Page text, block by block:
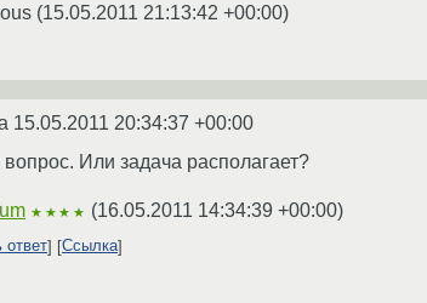
(15.05.2011 21:13:42 +00:00)
15.05.2011 20:34:37 +00:00
Или задача располагает?
★★★★ (16.05.2011 14:34:39 +00:00)
ответ Ссылка